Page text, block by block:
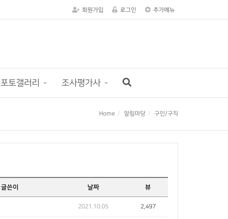
회원가입 로그인 추가메뉴
포토갤러리 조사평가사
Home 알림마당 구인/구직
글쓴이 날짜 뷰
2021.10.05 2,497